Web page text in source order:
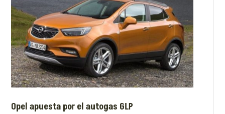
Opel apuesta por el autogas GLP